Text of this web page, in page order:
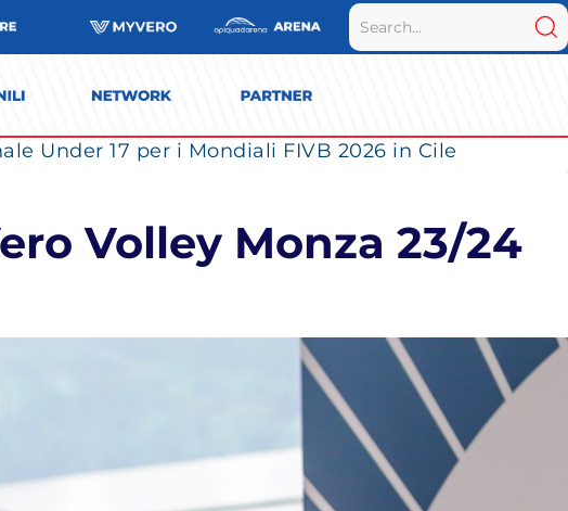
Under 17 per i Mondiali FIVB 2026 in Cile
Volley Monza 23/24